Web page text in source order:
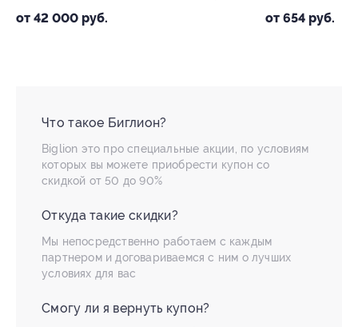
от 654 руб.
от
Что такое Биглион?
Biglion это про специальные акции, по условиям
которых вы можете приобрести купон со
скидкой от 50 до 90%
Откуда такие скидки?
Мы непосредственно работаем с каждым
партнером и договариваемся с ним о лучших
условиях для вас
Смогу ли я вернуть купон?